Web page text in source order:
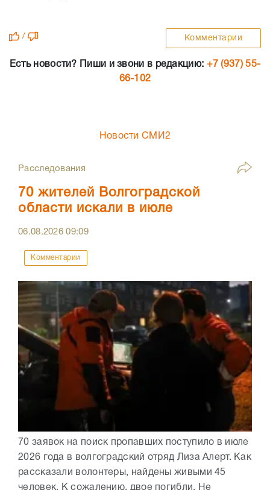
/ Комментарии
Есть новости? Пиши и звони в редакцию: +7 (937) 55-
66-102
Новости СМИ2
Расследования
70 жителей Волгоградской
области искали в июле
06.08.202609:09
Комментарии
70 заявок на поиск пропавших поступило в июле
2026 года в волгоградский отряд Лиза Алерт. Как
рассказали волонтеры, найдены живыми 45
человек. К сожалению, двое погибли. Не